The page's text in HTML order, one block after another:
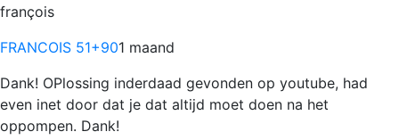
françois
FRANCOIS 51+901 maand
Dank! OPlossing inderdaad gevonden op youtube, had
even inet door dat je dat altijd moet doen na het
oppompen. Dank!